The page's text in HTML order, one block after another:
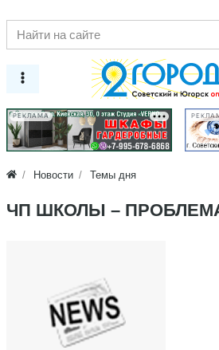
РЕКЛАМА
Новости Темы дня
ЧП ШКОЛЫ –